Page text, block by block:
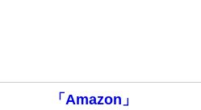
「Amazon」